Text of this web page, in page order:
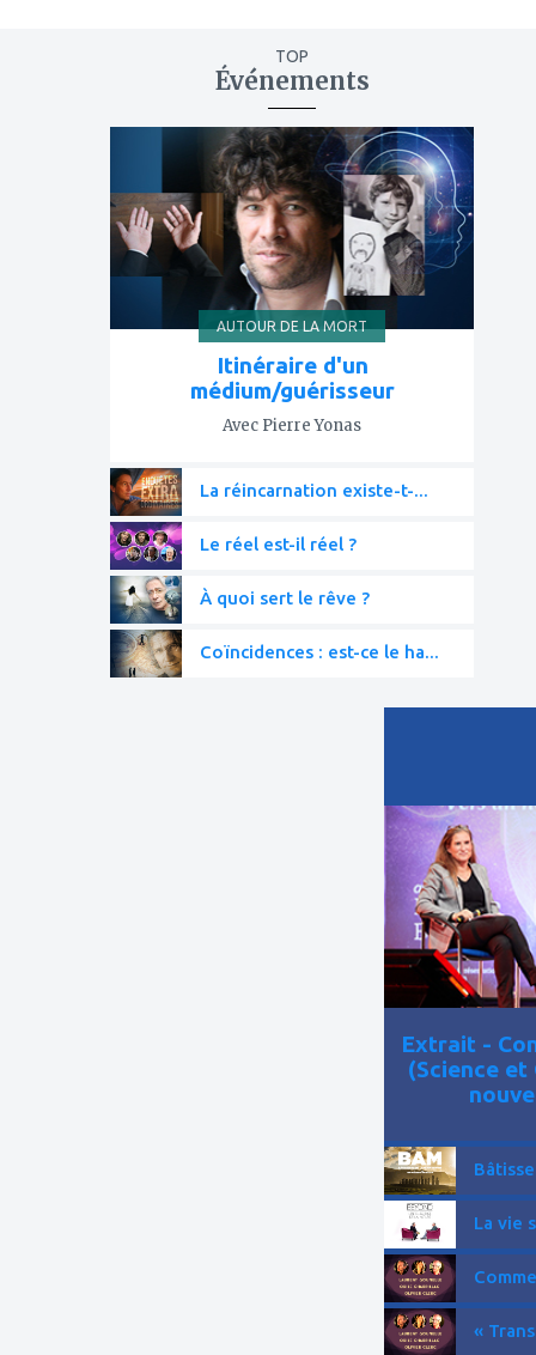
TOP
Événements
AUTOUR DE LA MORT
Itinéraire d'un
médium/guérisseur
Avec Pierre Yonas
La réincarnation existe-t-...
Le réel est-il réel ?
À quoi sert le rêve ?
Coïncidences : est-ce le ha...
à
mes
favoris
Extrait -
(Science et
La vie
«